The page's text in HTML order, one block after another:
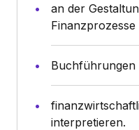
an der
Finanzprozesse
Buchführungen
interpretieren.